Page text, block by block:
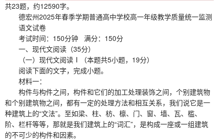
共23题，约12590字。
德宏州2025年春季学期普通高中学校高一年级教学质量统一监测
语文试卷
考试时间：150分钟 满分：150分
一、现代文阅读（35分）
（一）现代文阅读Ⅰ（本题共5小题，19分）
阅读下面的文字，完成小题。
材料一：
构件与构件之间，构件和它们的加工处理装饰之间，个别建筑物
和个别建筑物之间，都有一定的处理方法和相互关系，我们说它是一
种建筑上的“文法”。至如梁、柱、枋、檩、门、窗、墙、瓦、槛、
阶、栏杆等等，那就是我们建筑上的“词汇”，是构成一座或一组建筑
的不可少的构件和因素。